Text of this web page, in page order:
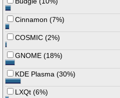
Cinnamon (7%)
COSMIC (2%)
GNOME (18%)
KDE Plasma (30%)
LXQt (6%)